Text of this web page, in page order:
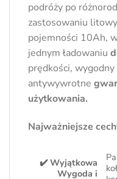
podróży po
zastosowaniu
pojemności 10Ah,
jednym ładowaniu
prędkości,
antywywrotne
użytkowania.
Najważniejsze
✔️ Wyjątkowa
Wygoda i